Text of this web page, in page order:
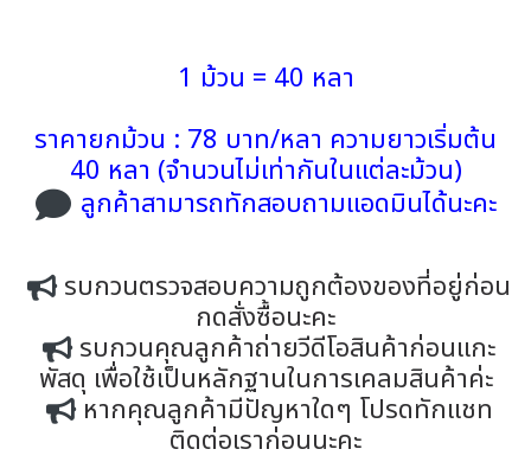
1 ม้วน = 40 หลา
ราคายกม้วน : 78 บาท/หลา ความยาวเริ่มต้น
40 หลา (จำนวนไม่เท่ากันในแต่ละม้วน)
ลูกค้าสามารถทักสอบถามแอดมินได้นะคะ
รบกวนตรวจสอบความถูกต้องของที่อยู่ก่อน
กดสั่งซื้อนะคะ
รบกวนคุณลูกค้าถ่ายวีดีโอสินค้าก่อนแกะ
พัสดุ เพื่อใช้เป็นหลักฐานในการเคลมสินค้าค่ะ
หากคุณลูกค้ามีปัญหาใดๆ โปรดทักแชท
ติดต่อเราก่อนนะคะ